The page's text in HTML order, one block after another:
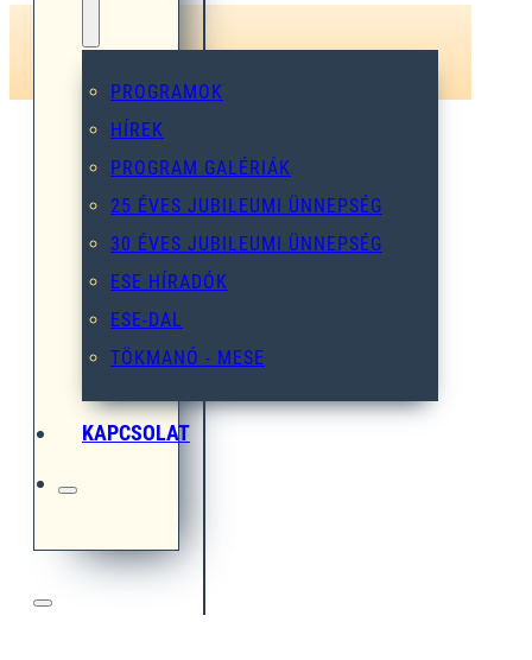
PROGRAMOK
HÍREK
PROGRAM GALÉRIÁK
25 ÉVES JUBILEUMI ÜNNEPSÉG
30 ÉVES JUBILEUMI ÜNNEPSÉG
ESE HÍRADÓK
ESE-DAL
TÖKMANÓ - MESE
KAPCSOLAT